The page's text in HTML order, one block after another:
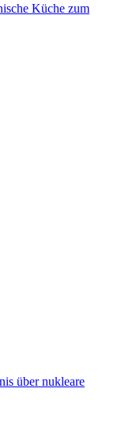
Küche zum
über nukleare